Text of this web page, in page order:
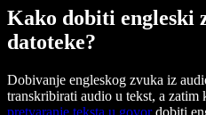
Kako dobiti engleski
datoteke?
Dobivanje engleskog zvuka iz
transkribirati audio u tekst, a zatim
pretvaranje teksta u govordobiti